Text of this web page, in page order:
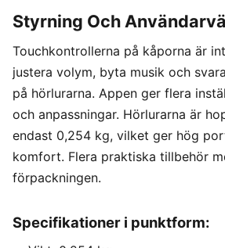
Styrning Och
Touchkontrollerna på kåporna är
justera volym, byta musik och
på hörlurarna. Appen ger flera
och anpassningar. Hörlurarna är
endast 0,254 kg, vilket ger hög
komfort. Flera praktiska tillbehör
förpackningen.
Specifikationer i punktform: